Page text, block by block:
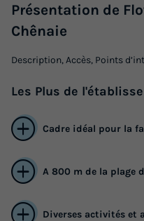
Présentation de
Chênaie
Description, Accès, Points
Les Plus de
Cadre idéal pour la
A 800 m de la plage
Diverses activités